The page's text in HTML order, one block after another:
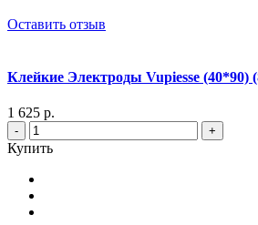
Оставить отзыв
Клейкие Электроды Vupiesse (40*90)
1 625 р.
- +
Купить